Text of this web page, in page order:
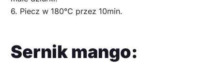
6. Piecz w 180°C przez 10min.
Sernik mango: